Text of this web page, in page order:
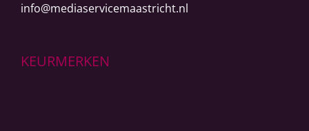
info@mediaservicemaastricht.nl
KEURMERKEN